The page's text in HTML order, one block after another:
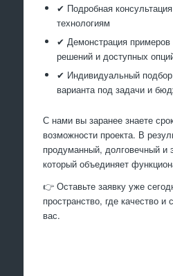
✔ Подробная
технологиям
✔ Демонстрация примеров
решений и доступных
✔ Индивидуальный
варианта под задачи и
С нами вы заранее знаете
возможности проекта. В
продуманный, долговечный и
который объединяет
👉 Оставьте заявку уже
пространство, где качество и
вас.